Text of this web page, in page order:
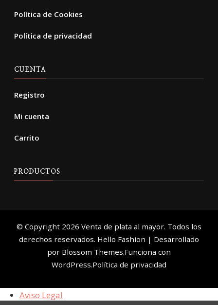
Política de Cookies
Política de privacidad
CUENTA
Registro
Mi cuenta
Carrito
PRODUCTOS
© Copyright 2026 Venta de plata al mayor. Todos los
derechos reservados. Hello Fashion | Desarrollado
por Blossom Themes.Funciona con
WordPress.Política de privacidad
Aviso Legal